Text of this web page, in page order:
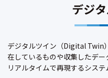
デジ
デジタルツイン（Digital Twin
在しているものや収集したデ
リアルタイムで再現するシステ